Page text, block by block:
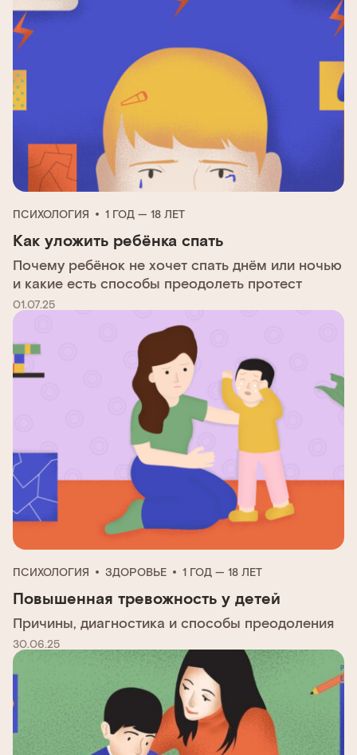
ПСИХОЛОГИЯ 1 ГОД — 18 ЛЕТ
Как уложить ребёнка спать
Почему ребёнок не хочет спать днём или ночью
и какие есть способы преодолеть протест
01.07.25
ПСИХОЛОГИЯ ЗДОРОВЬЕ 1 ГОД — 18 ЛЕТ
Повышенная тревожность у детей
Причины, диагностика и способы преодоления
30.06.25